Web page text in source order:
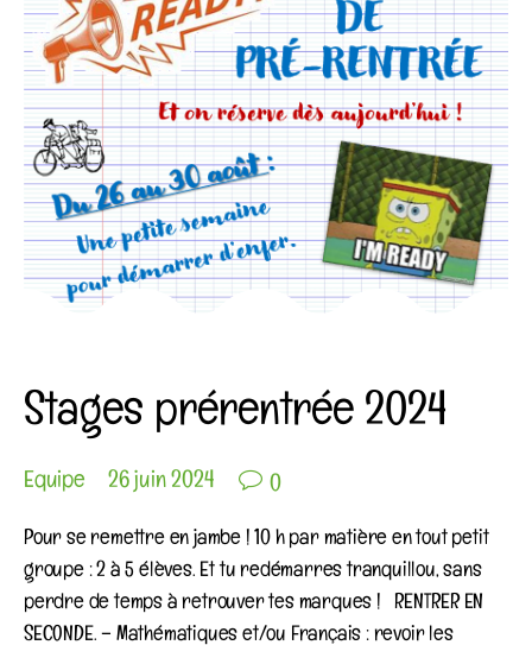
Stages prérentrée 2024
Equipe 26 juin 2024  0
Pour se remettre en jambe ! 10 h par matière en tout petit
groupe : 2 à 5 élèves. Et tu redémarres tranquillou, sans
perdre de temps à retrouver tes marques ! RENTRER EN
SECONDE. – Mathématiques et/ou Français : revoir les